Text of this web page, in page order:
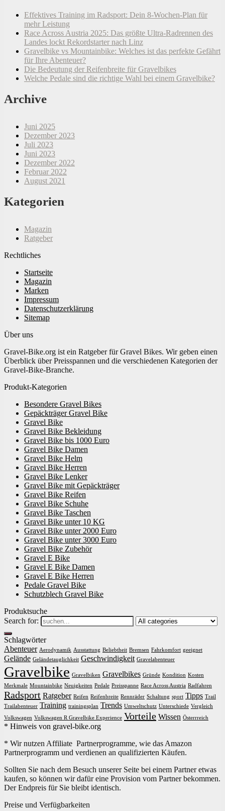
Effektives Training im Radsport: Dein 8-Wochen-Plan für
mehr Leistung
Race Across Austria 2025: Das größte Ultra-Radrennen des
Landes lockt Rekordstarter nach Linz
Gravelbike vs Mountainbike: Welches ist das perfekte Gefährt
für Ihre Abenteuer?
Die Bedeutung der Reifenbreite für Gravelbikes
Welche Pedale sind die richtige Wahl bei einem Gravelbike?
Archive
Juni 2025
Dezember 2023
Juli 2023
Juni 2023
Dezember 2022
Februar 2022
August 2021
Kategorien
Magazin
Ratgeber
Rechtliches
Startseite
Magazin
Marken
Impressum
Datenschutzerklärung
Sitemap
Über uns
Gravel-Bike.org ist ein Ratgeber für Gravel Bikes. Wir geben einen
Überblick über Preisspannen und die verschiedenen Kategorien der
Gravel-Bike-Branche.
Produkt-Kategorien
Besondere Gravel Bikes
Gepäckträger Gravel Bike
Gravel Bike
Gravel Bike Bekleidung
Gravel Bike bis 1000 Euro
Gravel Bike Damen
Gravel Bike Helm
Gravel Bike Herren
Gravel Bike Lenker
Gravel Bike mit Gepäckträger
Gravel Bike Reifen
Gravel Bike Schuhe
Gravel Bike Taschen
Gravel Bike unter 10 KG
Gravel Bike unter 2000 Euro
Gravel Bike unter 3000 Euro
Gravel Bike Zubehör
Gravel E Bike
Gravel E Bike Damen
Gravel E Bike Herren
Pedale Gravel Bike
Schutzblech Gravel Bike
Produktsuche
Search for:
Schlagwörter
Abenteuer Aerodynamik Ausstattung Beliebtheit Bremsen Fahrkomfort geeignet
Gelände Geländetauglichkeit Geschwindigkeit Gravelabenteuer
Gravelbike Gravelbiken Gravelbikes Gründe Kondition Kosten
Merkmale Mountainbike Neuigkeiten Pedale Preisspanne Race Across Austria Radfahren
Radsport Ratgeber Reifen Reifenbreite Rennräder Schaltung sport Tipps Trail
Trailabenteuer Training trainingsplan Trends Umweltschutz Unterschiede Vergleich
Volkswagen Volkswagen R Gravelbike Experience Vorteile Wissen Österrreich
* Hinweis von gravel-bike.org
* Wir nutzen Affiliate Partnerprogramme, wie das Amazon
Partnerprogramm und verdienen an qualifizierten Käufen.
Sollten Sie nach dem Besuch unserer Seite bei einem Partner etwas
kaufen, so können wir dafür eine Provision vom Partner bekommen.
Der Endpreis für Sie bleibt identisch.
Preise und Verfügbarkeiten